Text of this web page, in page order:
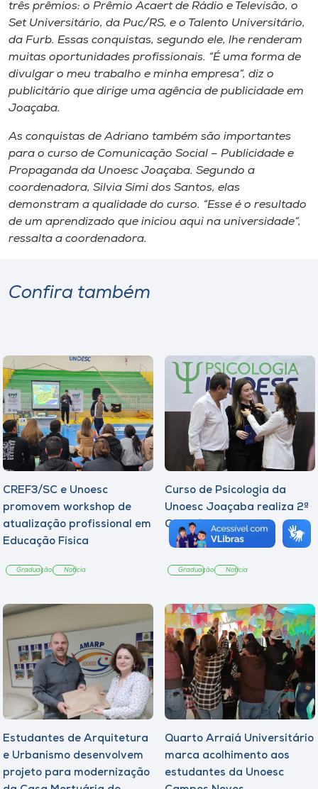
A+
A-
três prêmios: o Prêmio Acaert de Rádio e Televisão, o
Set Universitário, da Puc/RS, e o Talento Universitário,
da Furb. Essas conquistas, segundo ele, lhe renderam
muitas oportunidades profissionais. “É uma forma de
divulgar o meu trabalho e minha empresa”, diz o
publicitário que dirige uma agência de publicidade em
Joaçaba.
As conquistas de Adriano também são importantes
para o curso de Comunicação Social – Publicidade e
Propaganda da Unoesc Joaçaba. Segundo a
coordenadora, Silvia Simi dos Santos, elas
demonstram a qualidade do curso. “Esse é o resultado
de um aprendizado que iniciou aqui na universidade”,
ressalta a coordenadora.
Confira também
CREF3/SC e Unoesc
promovem workshop de
atualização profissional em
Educação Física
Graduação Notícia
Curso de Psicologia da
Unoesc Joaçaba realiza 2ª
Cerimônia do Botton
Graduação Notícia
Estudantes de Arquitetura
e Urbanismo desenvolvem
projeto para modernização
Quarto Arraiá Universitário
marca acolhimento aos
estudantes da Unoesc